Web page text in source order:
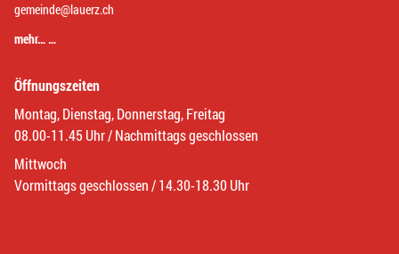
gemeinde@lauerz.ch
mehr… …
Öffnungszeiten
Montag, Dienstag, Donnerstag, Freitag
08.00-11.45 Uhr / Nachmittags geschlossen
Mittwoch
Vormittags geschlossen / 14.30-18.30 Uhr